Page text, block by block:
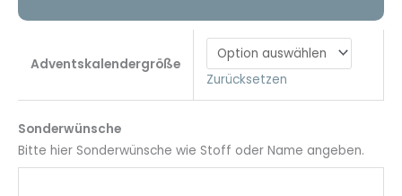
Adventskalendergröße
Zurücksetzen
Sonderwünsche
Bitte hier Sonderwünsche wie Stoff oder Name angeben.